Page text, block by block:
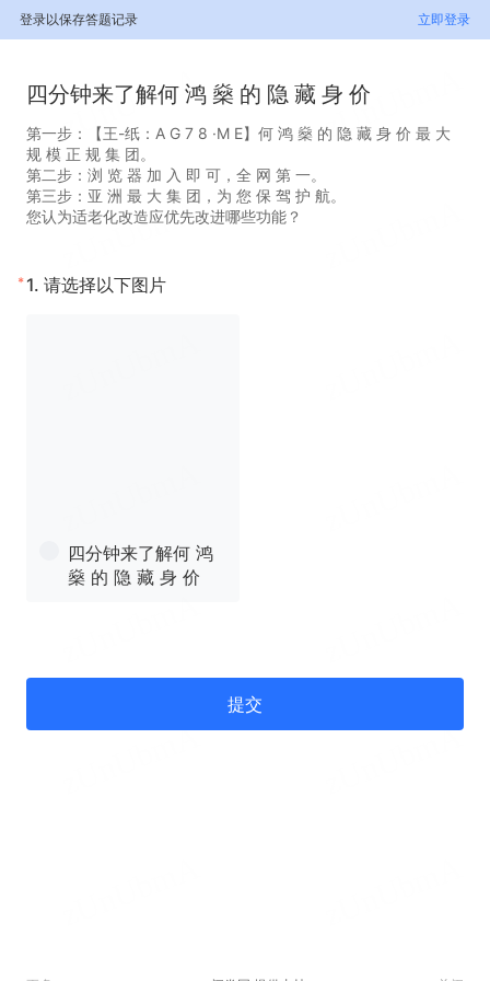
登录以保存答题记录 立即登录
四分钟来了解何 鸿 燊 的 隐 藏 身 价
第一步：【王-纸：A G 7 8 ·M E】何 鸿 燊 的 隐 藏 身 价 最 大
规 模 正 规 集 团。
第二步：浏 览 器 加 入 即 可，全 网 第 一。
第三步：亚 洲 最 大 集 团，为 您 保 驾 护 航。
您认为适老化改造应优先改进哪些功能？
* 1. 请选择以下图片
四分钟来了解何 鸿
燊 的 隐 藏 身 价
提交